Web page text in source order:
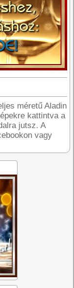
méretű Aladin
kattintva a
jutsz. A
vagy